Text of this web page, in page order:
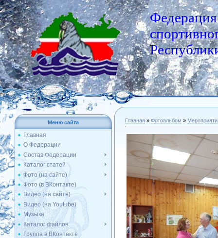
Федерация
Меню сайта
Главная
О Федерации
Состав Федерации
Каталог статей
Фото (на сайте)
Фото (в ВКонтакте)
Видео (на сайте)
Видео (на Youtube)
Музыка
Каталог файлов
Группа в ВКонтакте
Главная » Фотоальбом »